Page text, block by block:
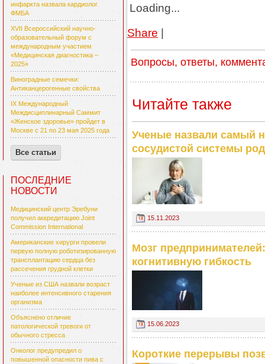
инфаркта назвала кардиолог
ФМБА
XVII Всероссийский научно-
образовательный форум с
международным участием
«Медицинская диагностика –
2025»
Виноградные семечки:
Антиканцерогенные свойства
IX Международный
Междисциплинарный Саммит
«Женское здоровье» пройдет в
Москве с 21 по 23 мая 2025 года
Все статьи
ПОСЛЕДНИЕ
НОВОСТИ
Медицинский центр Эребуни
получил аккредитацию Joint
Commission International
Американские хирурги провели
первую полную роботизированную
трансплантацию сердца без
рассечения грудной клетки
Ученые из США назвали возраст
наиболее интенсивного старения
организма
Объяснено отличие
патологической тревоги от
обычного стресса
Онколог предупредил о
повышенной опасности пива с
Loading...
Share |
Вопросы, ответы,
Читайте также
Ученые назвали самый
сосудистой системы
15.11.2023
Мозг
когнитивную гибкость
15.06.2023
Короткие перерывы